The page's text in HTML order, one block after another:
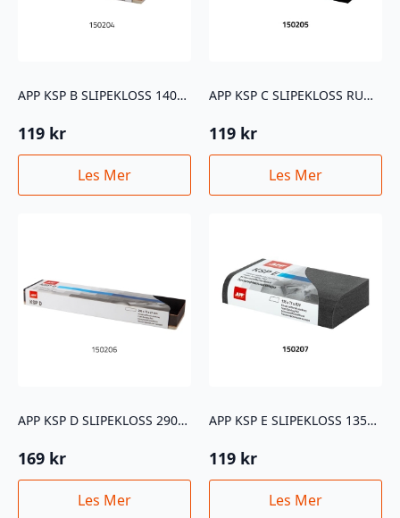
APP KSP B SLIPEKLOSS 140X75X27MM
119 kr
Les Mer
APP KSP C SLIPEKLOSS RUNDET 140X45XR20
119 kr
Les Mer
APP KSP D SLIPEKLOSS 290X75X27MM
169 kr
Les Mer
APP KSP E SLIPEKLOSS 135X75XR20
119 kr
Les Mer